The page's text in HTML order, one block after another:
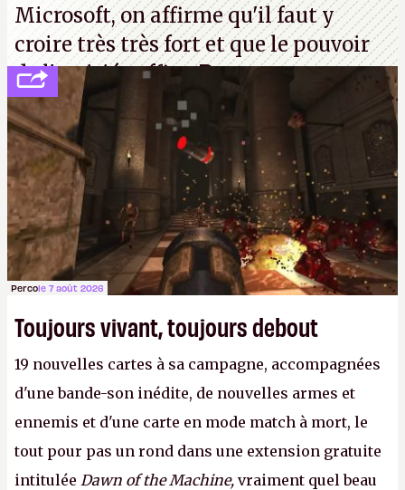
Microsoft, on affirme qu'il faut y
croire très très fort et que le pouvoir
de l'amitié suffira.P.
Percole 7 août 2026
Toujours vivant, toujours debout
19 nouvelles cartes à sa campagne, accompagnées
d'une bande-son inédite, de nouvelles armes et
ennemis et d'une carte en mode match à mort, le
tout pour pas un rond dans une extension gratuite
intitulée Dawn of the Machine, vraiment quel beau